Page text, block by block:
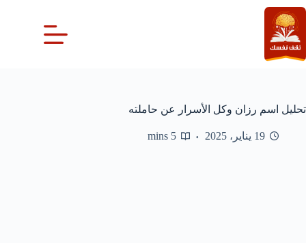
التجاوز
إلى
المحتوى
تحليل اسم رزان وكل الأسرار عن حاملته
19 يناير، 2025 5 mins